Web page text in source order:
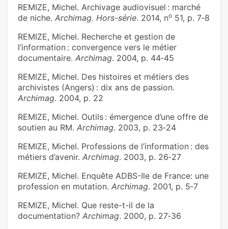
REMIZE, Michel. Archivage audiovisuel : marché
de niche. Archimag. Hors-série. 2014, no 51, p. 7‑8
REMIZE, Michel. Recherche et gestion de
l’information : convergence vers le métier
documentaire. Archimag. 2004, p. 44‑45
REMIZE, Michel. Des histoires et métiers des
archivistes (Angers) : dix ans de passion.
Archimag. 2004, p. 22
REMIZE, Michel. Outils : émergence d’une offre de
soutien au RM. Archimag. 2003, p. 23‑24
REMIZE, Michel. Professions de l’information : des
métiers d’avenir. Archimag. 2003, p. 26‑27
REMIZE, Michel. Enquête ADBS-Ile de France: une
profession en mutation. Archimag. 2001, p. 5‑7
REMIZE, Michel. Que reste-t-il de la
documentation? Archimag. 2000, p. 27‑36